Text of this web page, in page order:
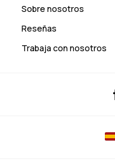
Sobre nosotros
Reseñas
Trabaja con nosotros